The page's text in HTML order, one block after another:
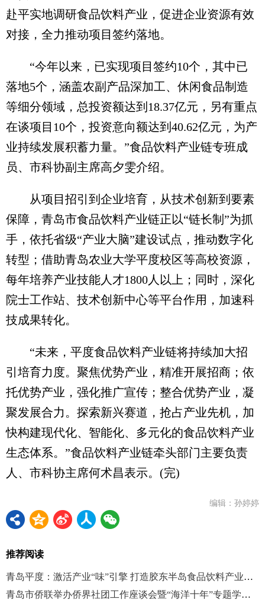
赴平实地调研食品饮料产业，促进企业资源有效
对接，全力推动项目签约落地。
“今年以来，已实现项目签约10个，其中已
落地5个，涵盖农副产品深加工、休闲食品制造
等细分领域，总投资额达到18.37亿元，另有重点
在谈项目10个，投资意向额达到40.62亿元，为产
业持续发展积蓄力量。”食品饮料产业链专班成
员、市科协副主席高夕雯介绍。
从项目招引到企业培育，从技术创新到要素
保障，青岛市食品饮料产业链正以“链长制”为抓
手，依托省级“产业大脑”建设试点，推动数字化
转型；借助青岛农业大学平度校区等高校资源，
每年培养产业技能人才1800人以上；同时，深化
院士工作站、技术创新中心等平台作用，加速科
技成果转化。
“未来，平度食品饮料产业链将持续加大招
引培育力度。聚焦优势产业，精准开展招商；依
托优势产业，强化推广宣传；整合优势产业，凝
聚发展合力。探索新兴赛道，抢占产业先机，加
快构建现代化、智能化、多元化的食品饮料产业
生态体系。”食品饮料产业链牵头部门主要负责
人、市科协主席何术昌表示。(完)
编辑：孙婷婷
推荐阅读
青岛平度：激活产业“味”引擎 打造胶东半岛食品饮料产业高地
青岛市侨联举办侨界社团工作座谈会暨“海洋十年”专题学习调研